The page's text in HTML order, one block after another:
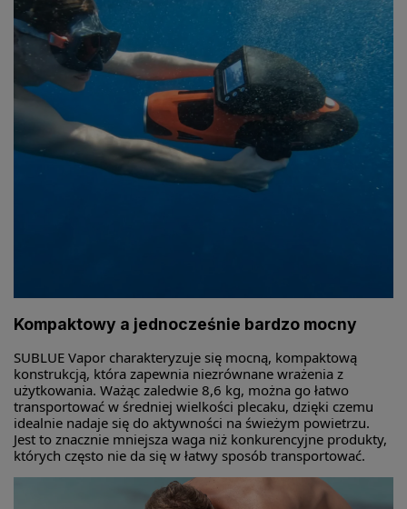
Kompaktowy a jednocześnie bardzo mocny
SUBLUE Vapor charakteryzuje się mocną, kompaktową
konstrukcją, która zapewnia niezrównane wrażenia z
użytkowania. Ważąc zaledwie 8,6 kg, można go łatwo
transportować w średniej wielkości plecaku, dzięki czemu
idealnie nadaje się do aktywności na świeżym powietrzu.
Jest to znacznie mniejsza waga niż konkurencyjne produkty,
których często nie da się w łatwy sposób transportować.